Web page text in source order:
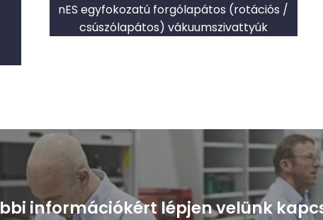
nES egyfokozatú forgólapátos (rotációs /
csúszólapátos) vákuumszivattyúk
információkért lépjen velünk